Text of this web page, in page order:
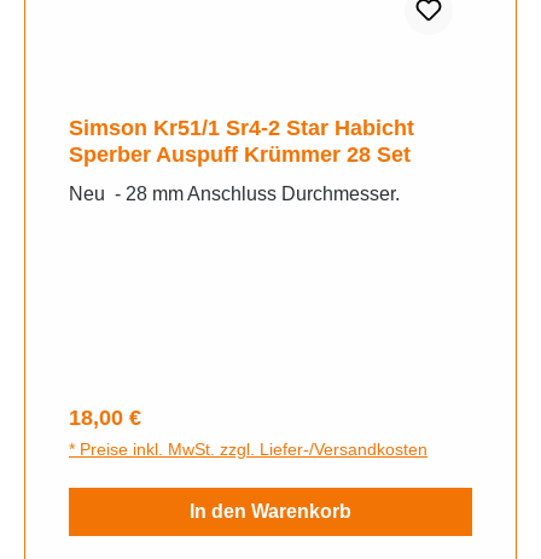
Simson Kr51/1 Sr4-2 Star Habicht
Sperber Auspuff Krümmer 28 Set
Neu - 28 mm Anschluss Durchmesser.
Regulärer Preis:
18,00 €
* Preise inkl. MwSt. zzgl. Liefer-/Versandkosten
In den Warenkorb